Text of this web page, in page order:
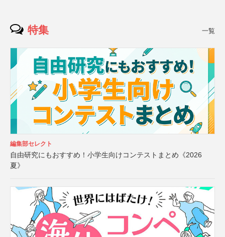
特集 一覧
編集部セレクト
自由研究にもおすすめ！小学生向けコンテストまとめ《2026
夏》